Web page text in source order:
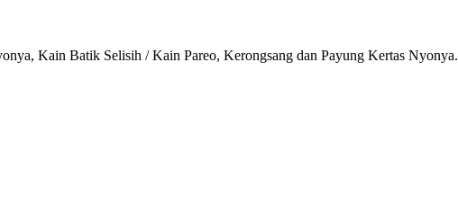
Kain Batik Selisih / Kain Pareo, Kerongsang dan Payung Kertas Nyonya.